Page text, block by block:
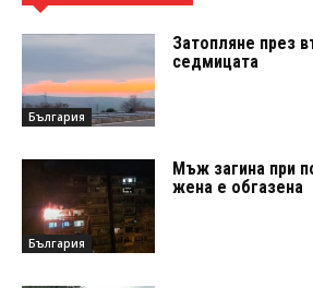
България
Затопляне през
седмицата
България
Мъж загина при
жена е обгазена